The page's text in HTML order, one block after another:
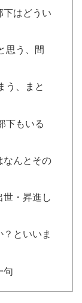
下はどうい
思う、間
う、まと
下もいる
なんとその
世・昇進し
といいま
句